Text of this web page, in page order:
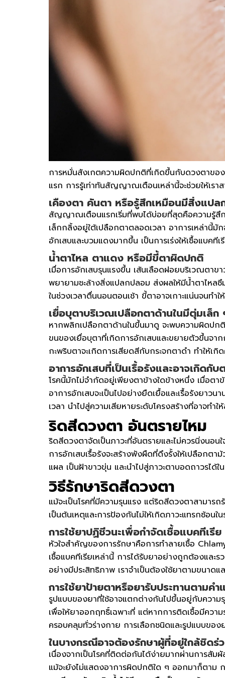
การหมั่นสังเกตความผิดปกติที่เกิดขึ้นกับดวงตาของ
แรก การรู้เท่าทันสัญญาณเตือนเหล่านี้จะช่วยให้เร
เคืองตา คันตา หรือรู้สึกเหมือนมีสิ่งแปล
สัญญาณเตือนแรกเริ่มที่พบได้บ่อยที่สุดคือความรู้สึก
เล็กกลิ้งอยู่ใต้เปลือกตาตลอดเวลา อาการเหล่านี้มั
อักเสบและบวมแดงมากขึ้น เป็นการเร่งให้เชื้อแบคที
น้ำตาไหล ตาแดง หรือมีขี้ตาผิดปกติ
เมื่อการอักเสบรุนแรงขึ้น เส้นเลือดฝอยบริเวณตา
พยายามชะล้างสิ่งแปลกปลอม ส่งผลให้มีน้ำตาไห
ในช่วงเวลาตื่นนอนตอนเช้า ขี้ตาอาจเกาะแน่นจน
เยื่อบุตาบริเวณเปลือกตาด้านในมีตุ่มเล็ก
หากพลิกเปลือกตาด้านในขึ้นมาดู จะพบความผิดป
ขนของเยื่อบุตาที่เกิดการอักเสบและขยายตัวขึ้นจา
กะพริบตาจะเกิดการเสียดสีกับกระจกตาดำ ทำให้เ
อาการอักเสบที่เป็นเรื้อรังและอาจเกิดกั
โรคนี้มักไม่จำกัดอยู่เพียงตาข้างใดข้างหนึ่ง เมื่อต
อาการอักเสบจะเป็นไปอย่างยืดเยื้อและเรื้อรังยาว
เวลา นำไปสู่ความเสียหายระดับโครงสร้างที่อาจทำ
ริดสีดวงตา อันตรายไหม
ริดสีดวงตาจัดเป็นภาวะที่อันตรายและไม่ควรนิ่งนอ
การอักเสบเรื้อรังจะสร้างพังผืดที่ดึงรั้งให้เปลือกตา
แผล เป็นฝ้าขาวขุ่น และนำไปสู่ภาวะตาบอดถาวรไ
วิธีรักษาริดสีดวงตา
แม้จะเป็นโรคที่มีความรุนแรง แต่ริดสีดวงตาสามาร
เป็นต้นเหตุและการป้องกันไม่ให้เกิดภาวะแทรกซ้อ
การใช้ยาปฏิชีวนะเพื่อกำจัดเชื้อแบคทีเรีย
หัวใจสำคัญของการรักษาคือการทำลายเชื้อ
เชื้อแบคทีเรียเหล่านี้ การได้รับยาอย่างถูกต้องแล
อย่างมีประสิทธิภาพ เราจำเป็นต้องใช้ยาตามขนาด
การใช้ยาป้ายตาหรือยารับประทานตามค
รูปแบบของยาที่ใช้อาจแตกต่างกันไปขึ้นอยู่กับความ
เพื่อให้ยาออกฤทธิ์เฉพาะที่ แต่หากการติดเชื้อมีควา
ครอบคลุมทั่วร่างกาย การเลือกชนิดและรูปแบบขอ
ในบางกรณีอาจต้องรักษาผู้ที่อยู่ใกล้ชิดร่
เนื่องจากเป็นโรคที่ติดต่อกันได้ง่ายมากผ่านการสัม
แม้จะยังไม่แสดงอาการผิดปกติใด ๆ ออกมาก็ตาม